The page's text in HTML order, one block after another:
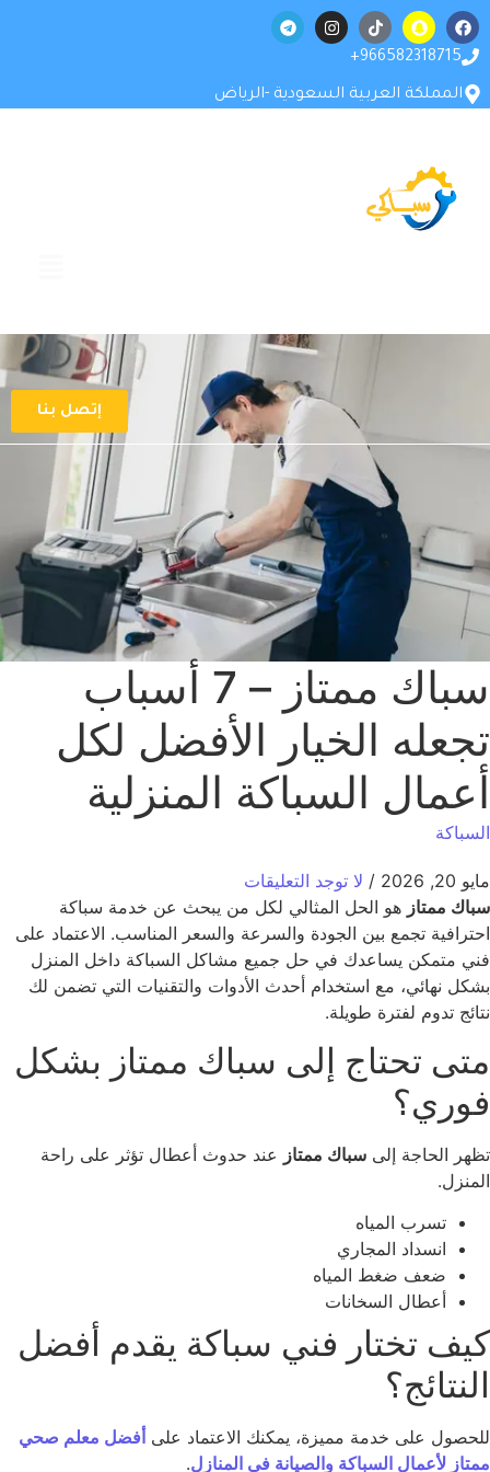
966582318715+
المملكة العربية السعودية -الرياض
إتصل بنا
سباك ممتاز – 7 أسباب
الخيار الأفضل لكل
السباكة المنزلية
2026
/ لا توجد التعليقات
ممتازهو الحل المثالي لكل من يبحث عن خدمة سباكة
تجمع بين الجودة والسرعة والسعر المناسب. الاعتماد على
متمكن يساعدك في حل جميع مشاكل السباكة داخل المنزل
نهائي، مع استخدام أحدث الأدوات والتقنيات التي تضمن لك
تدوم لفترة طويلة.
تحتاج إلى سباك ممتاز بشكل
الحاجة إلى سباك ممتازعند حدوث أعطال تؤثر على راحة
تسرب المياه
انسداد المجاري
ضعف ضغط المياه
أعطال السخانات
تختار فني سباكة يقدم أفضل
على خدمة مميزة، يمكنك الاعتماد على أفضل معلم صحي
لأعمال السباكة والصيانة في المنازل .